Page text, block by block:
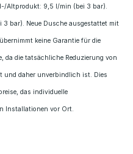
Altprodukt: 9,5 l/min (bei 3 bar).
bar). Neue Dusche ausgestattet mit
keine Garantie für die
da die tatsächliche Reduzierung von
und daher unverbindlich ist. Dies
das individuelle
Installationen vor Ort.